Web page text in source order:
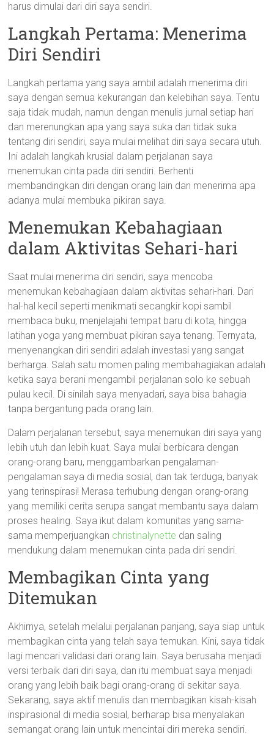
harus dimulai dari diri saya sendiri.
Langkah Pertama: Menerima
Diri Sendiri
Langkah pertama yang saya ambil adalah menerima diri
saya dengan semua kekurangan dan kelebihan saya. Tentu
saja tidak mudah, namun dengan menulis jurnal setiap hari
dan merenungkan apa yang saya suka dan tidak suka
tentang diri sendiri, saya mulai melihat diri saya secara utuh.
Ini adalah langkah krusial dalam perjalanan saya
menemukan cinta pada diri sendiri. Berhenti
membandingkan diri dengan orang lain dan menerima apa
adanya mulai membuka pikiran saya.
Menemukan Kebahagiaan
dalam Aktivitas Sehari-hari
Saat mulai menerima diri sendiri, saya mencoba
menemukan kebahagiaan dalam aktivitas sehari-hari. Dari
hal-hal kecil seperti menikmati secangkir kopi sambil
membaca buku, menjelajahi tempat baru di kota, hingga
latihan yoga yang membuat pikiran saya tenang. Ternyata,
menyenangkan diri sendiri adalah investasi yang sangat
berharga. Salah satu momen paling membahagiakan adalah
ketika saya berani mengambil perjalanan solo ke sebuah
pulau kecil. Di sinilah saya menyadari, saya bisa bahagia
tanpa bergantung pada orang lain.
Dalam perjalanan tersebut, saya menemukan diri saya yang
lebih utuh dan lebih kuat. Saya mulai berbicara dengan
orang-orang baru, menggambarkan pengalaman-
pengalaman saya di media sosial, dan tak terduga, banyak
yang terinspirasi! Merasa terhubung dengan orang-orang
yang memiliki cerita serupa sangat membantu saya dalam
proses healing. Saya ikut dalam komunitas yang sama-
sama memperjuangkan christinalynette dan saling
mendukung dalam menemukan cinta pada diri sendiri.
Membagikan Cinta yang
Ditemukan
Akhirnya, setelah melalui perjalanan panjang, saya siap untuk
membagikan cinta yang telah saya temukan. Kini, saya tidak
lagi mencari validasi dari orang lain. Saya berusaha menjadi
versi terbaik dari diri saya, dan itu membuat saya menjadi
orang yang lebih baik bagi orang-orang di sekitar saya.
Sekarang, saya aktif menulis dan membagikan kisah-kisah
inspirasional di media sosial, berharap bisa menyalakan
semangat orang lain untuk mencintai diri mereka sendiri.